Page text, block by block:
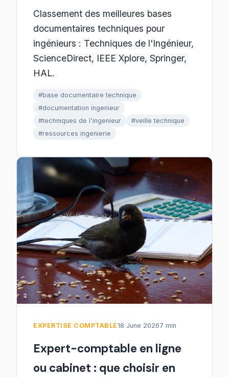
Classement des meilleures bases
documentaires techniques pour
ingénieurs : Techniques de l'Ingénieur,
ScienceDirect, IEEE Xplore, Springer,
HAL.
#base documentaire technique
#documentation ingenieur
#techniques de l'ingenieur
#veille technique
#ressources ingenierie
EXPERTISE COMPTABLE18 June 20267 min
Expert-comptable en ligne
ou cabinet : que choisir en